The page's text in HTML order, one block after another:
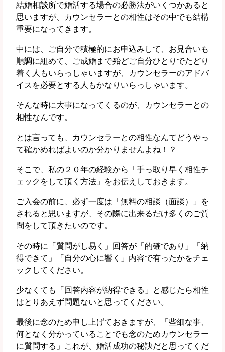
結婚相談所で婚活する場合の必勝法がいくつかあると
思いますが、カウンセラーとの相性はその中でも結構
重要になってきます。
中には、ご自分で積極的にお申込みして、お見合いも
順調に組めて、ご成婚まで殆どご自分ひとりでたどり
着く人もいらっしゃいますが、カウンセラーのアドバ
イスを必要とする人もかなりいらっしゃいます。
そんな時に大事になってくるのが、カウンセラーとの
相性なんです。
とは言っても、カウンセラーとの相性なんてどうやっ
て確かめればよいのか分かりませんよね！？
そこで、私の２０年の経験から「手っ取り早く相性チ
ェックをして頂く方法」をお伝えしておきます。
ご入会の前に、必ず一度は「無料の相談（面談）」を
されると思いますが、その際に出来るだけ多くのご質
問をして頂きたいのです。
その時に「質問がし易く」回答が「的確であり」「納
得できて」「自分の心に響く」内容で有ったかをチェ
ックしてください。
少なくても「回答内容が納得できる」と感じたら相性
はとりあえず問題ないと思ってください。
最後に念のため申し上げておきますが、「些細な事、
何となく分かっていることでも念のためカウンセラー
に質問する」これが、婚活成功の秘訣だと思ってくだ